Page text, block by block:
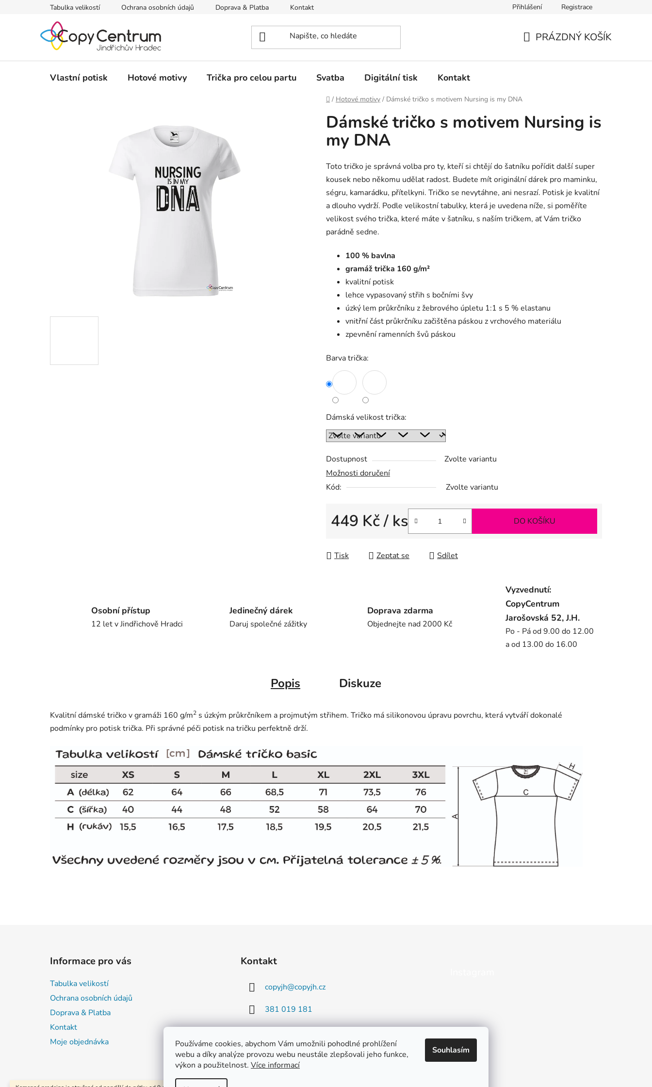
Používáme cookies, abychom Vám umožnili pohodlné prohlížení
webu a díky analýze provozu webu neustále zlepšovali jeho funkce,
výkon a použitelnost. Více informací
Souhlasím
Tabulka velikostí Ochrana osobních údajů Doprava & Platba Kontakt Přihlášení Registrace
PRÁZDNÝ KOŠÍK
Vlastní potisk Hotové motivy Trička pro celou partu Svatba Digitální tisk Kontakt
Domů
/ Hotové motivy / Dámské tričko s motivem Nursing is my DNA
Dámské tričko s motivem Nursing is
my DNA
Toto tričko je správná volba pro ty, kteří si chtějí do šatníku pořídit další super
kousek nebo někomu udělat radost. Budete mít originální dárek pro maminku,
ségru, kamarádku, přítelkyni. Tričko se nevytáhne, ani nesrazí. Potisk je kvalitní
a dlouho vydrží. Podle velikostní tabulky, která je uvedena níže, si poměříte
velikost svého trička, které máte v šatníku, s naším tričkem, ať Vám tričko
parádně sedne.
100 % bavlna
gramáž trička 160 g/m²
kvalitní potisk
lehce vypasovaný střih s bočními švy
úzký lem průkrčníku z žebrového úpletu 1:1 s 5 % elastanu
vnitřní část průkrčníku začištěna páskou z vrchového materiálu
zpevnění ramenních švů páskou
Barva trička:
Dámská velikost trička:
Dostupnost
Zvolte variantu
Možnosti doručení
Kód:
Zvolte variantu
449 Kč/ ks DO KOŠÍKU
Tisk Zeptat se Sdílet
Osobní přístup
12 let v Jindřichově Hradci
Jedinečný dárek
Daruj společné zážitky
Doprava zdarma
Objednejte nad 2000 Kč
Vyzvednutí:
CopyCentrum
Jarošovská 52, J.H.
Po - Pá od 9.00 do 12.00
a od 13.00 do 16.00
Popis Diskuze
Kvalitní dámské tričko v gramáži 160 g/m2 s úzkým průkrčníkem a projmutým střihem. Tričko má silikonovou úpravu povrchu, která vytváří dokonalé
podmínky pro potisk trička. Při správné péči potisk na tričku perfektně drží.
Informace pro vás
Tabulka velikostí
Ochrana osobních údajů
Doprava & Platba
Kontakt
Moje objednávka
Kontakt
copyjh@copyjh.cz
381 019 181